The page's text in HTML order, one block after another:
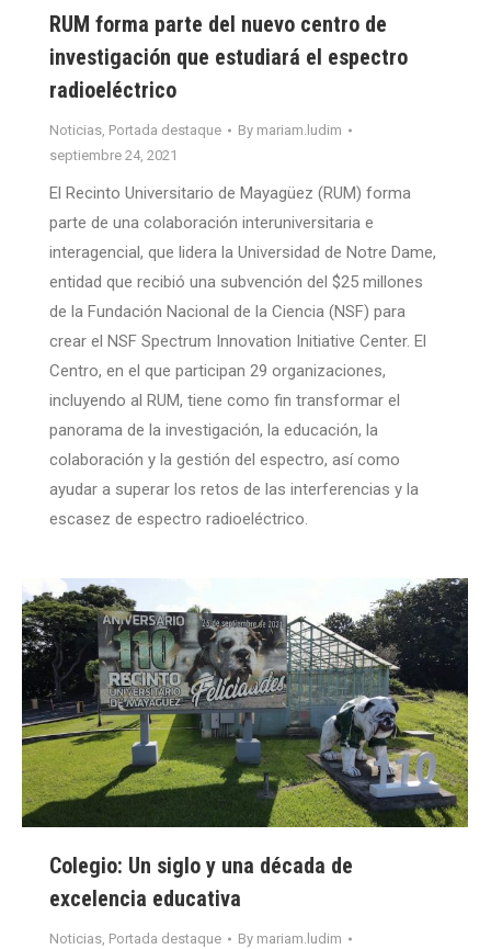
RUM forma parte del nuevo centro de
investigación que estudiará el espectro
radioeléctrico
Noticias, Portada destaque By mariam.ludim
septiembre 24, 2021
El Recinto Universitario de Mayagüez (RUM) forma
parte de una colaboración interuniversitaria e
interagencial, que lidera la Universidad de Notre Dame,
entidad que recibió una subvención del $25 millones
de la Fundación Nacional de la Ciencia (NSF) para
crear el NSF Spectrum Innovation Initiative Center. El
Centro, en el que participan 29 organizaciones,
incluyendo al RUM, tiene como fin transformar el
panorama de la investigación, la educación, la
colaboración y la gestión del espectro, así como
ayudar a superar los retos de las interferencias y la
escasez de espectro radioeléctrico.
Colegio: Un siglo y una década de
excelencia educativa
Noticias, Portada destaque By mariam.ludim